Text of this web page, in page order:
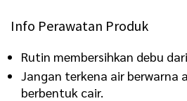
Info Perawatan Produk
Rutin membersihkan debu
Jangan terkena air berwarna
berbentuk cair.